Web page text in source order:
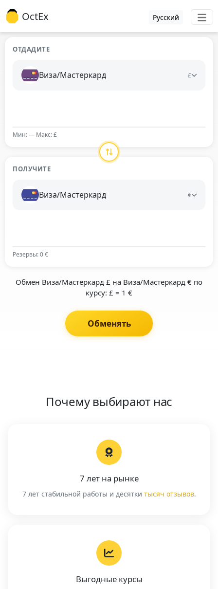
OctEx Русский
ОТДАДИТЕ
Виза/Мастеркард £
Мин: — Макс: £
ПОЛУЧИТЕ
Виза/Мастеркард €
Резервы: 0 €
Обмен Виза/Мастеркард £ на Виза/Мастеркард € по
курсу: £ = 1 €
Обменять
Почему выбирают нас
7 лет на рынке
7 лет стабильной работы и десятки тысяч отзывов.
Выгодные курсы